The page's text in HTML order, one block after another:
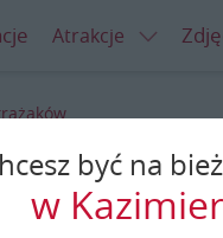
Atrakcje
być na
w